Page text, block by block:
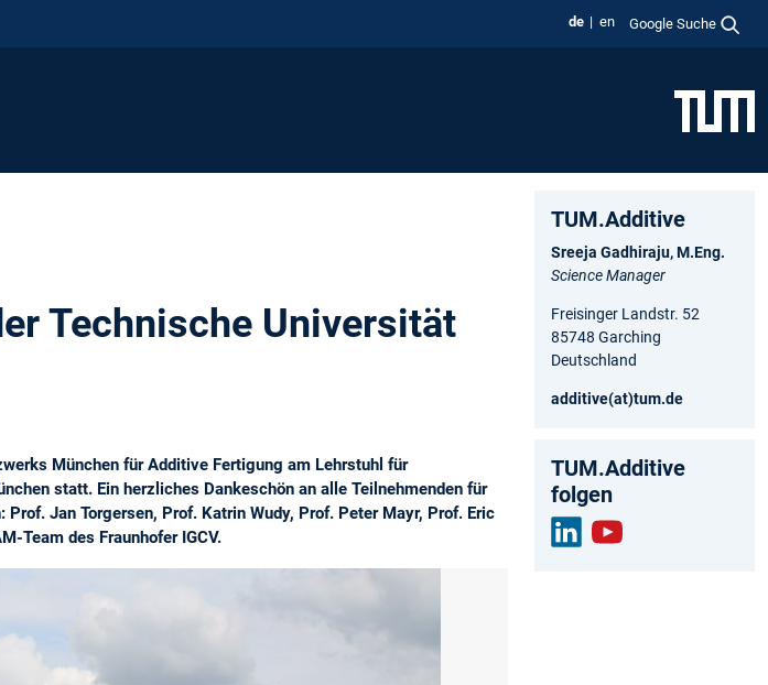
de en Google Suche
Technische Universität
München für Additive Fertigung am Lehrstuhl für
statt. Ein herzliches Dankeschön an alle Teilnehmenden für
Jan Torgersen, Prof. Katrin Wudy, Prof. Peter Mayr, Prof. Eric
Team des Fraunhofer IGCV.
TUM.Additive
Sreeja Gadhiraju, M.Eng.
Science Manager
Freisinger Landstr. 52
85748 Garching
Deutschland
additive(at)tum.de
TUM.Additive
folgen